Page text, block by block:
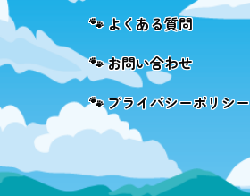
🐾 よくある質問
🐾 お問い合わせ
🐾 プライバシーポリシー